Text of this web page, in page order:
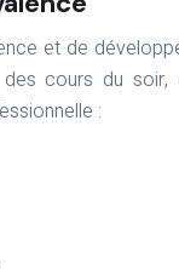
et de
cours du soir,
: